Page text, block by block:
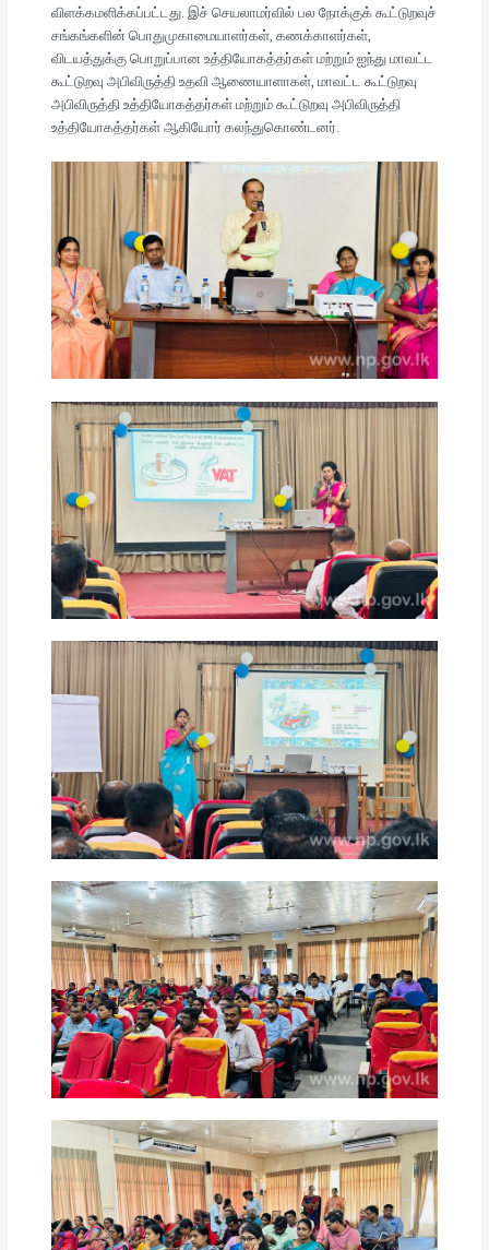
விளக்கமளிக்கப்பட்டது. இச் செயலாமர்வில் பல நோக்குக் கூட்டுறவுச்
சங்கங்களின் பொதுமுகாமையாளர்கள், கணக்காளர்கள்,
விடயத்துக்கு பொறுப்பான உத்தியோகத்தர்கள் மற்றும் ஐந்து மாவட்ட
கூட்டுறவு அபிவிருத்தி உதவி ஆணையாளாகள், மாவட்ட கூட்டுறவு
அபிவிருத்தி உத்தியோகத்தர்கள் மற்றும் கூட்டுறவு அபிவிருத்தி
உத்தியோகத்தர்கள் ஆகியோர் கலந்துகொண்டனர்.